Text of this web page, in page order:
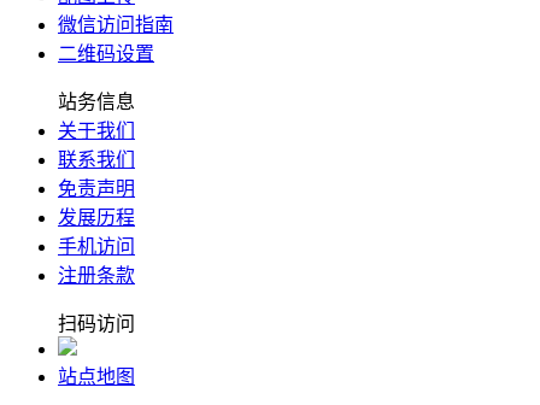
微信访问指南
二维码设置
站务信息
关于我们
联系我们
免责声明
发展历程
手机访问
注册条款
扫码访问
站点地图